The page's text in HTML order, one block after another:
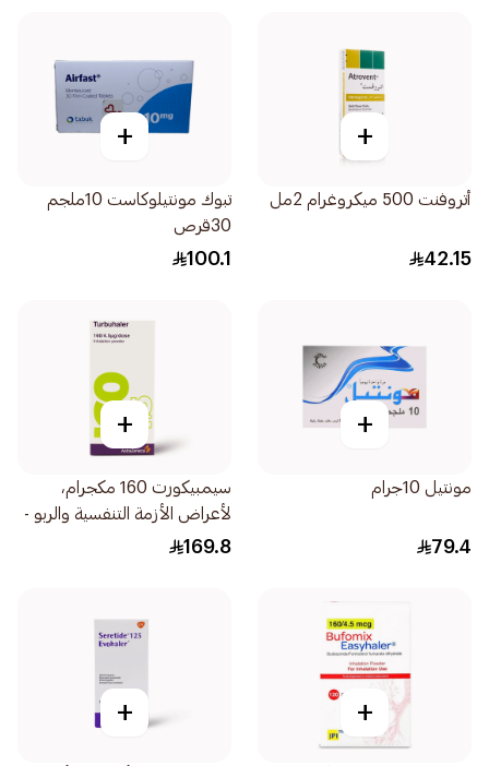
+
أتروفنت 500 ميكروغرام 2مل
42.15
+
تبوك مونتيلوكاست 10ملجم
30قرص
100.1
+
مونتيل 10جرام
79.4
+
سيمبيكورت 160 مكجرام،
لأعراض الأزمة التنفسية والربو -
1 تيربوهيلر 1قطعة
169.8
+
+